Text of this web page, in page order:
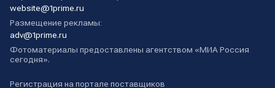
website@1prime.ru
Размещение рекламы:
adv@1prime.ru
Фотоматериалы предоставлены агентством «МИА Россия
сегодня».
Регистрация на портале поставщиков